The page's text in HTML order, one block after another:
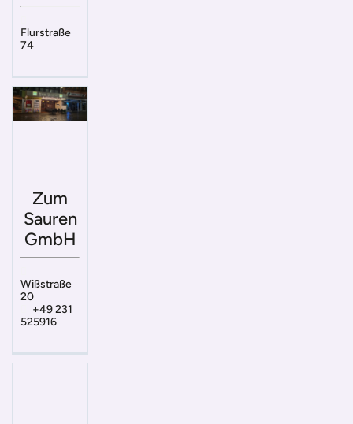
Flurstraße
74
Zum
Sauren
GmbH
Wißstraße
20
+49 231
525916